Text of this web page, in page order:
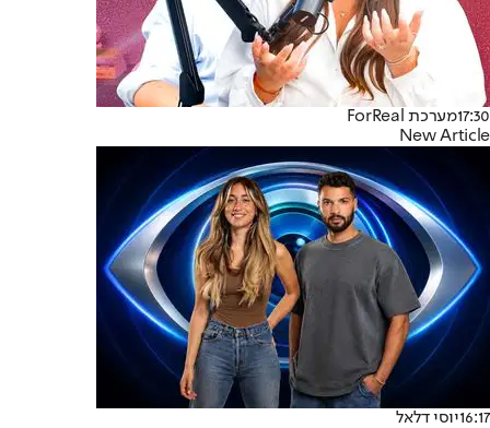
17:30מערכת ForReal
New Article
16:17יוסי דלאל